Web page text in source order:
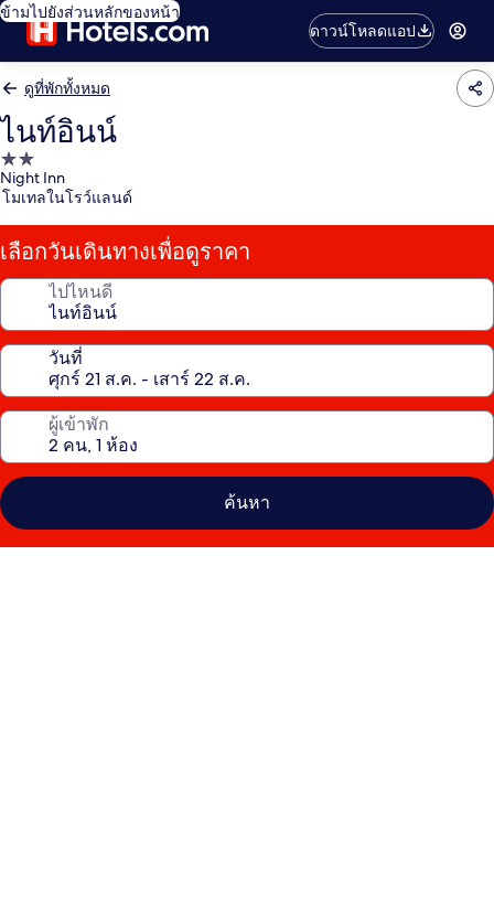
ข้ามไปยังส่วนหลักของหน้า
ดาวน์โหลดแอป
ดูที่พักทั้งหมด
ไนท์อินน์
ที่พัก
2.0
Night Inn
โมเทลในโรว์แลนด์
เลือกวันเดินทางเพื่อดูราคา
ไปไหนดี
วันที่
ผู้เข้าพัก
ค้นหา